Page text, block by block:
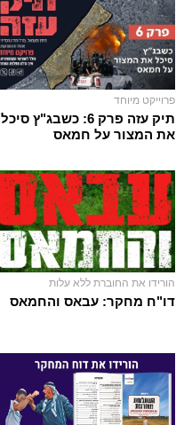
פרוייקט מיוחד
תיק עזה פרק 6: כשבג"ץ סיכל
את המצור על חמאס
הורידו את החוברת ללא עלות
דו"ח מחקר: עבאס והחמאס